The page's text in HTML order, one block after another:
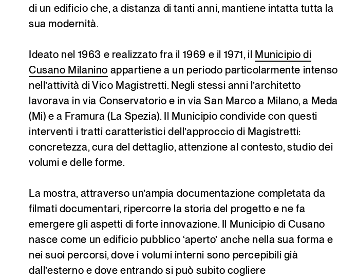
di un edificio che, a distanza di tanti anni, mantiene intatta tutta la
sua modernità.
Ideato nel 1963 e realizzato fra il 1969 e il 1971, il Municipio di
Cusano Milanino appartiene a un periodo particolarmente intenso
nell’attività di Vico Magistretti. Negli stessi anni l’architetto
lavorava in via Conservatorio e in via San Marco a Milano, a Meda
(Mi) e a Framura (La Spezia). Il Municipio condivide con questi
interventi i tratti caratteristici dell’approccio di Magistretti:
concretezza, cura del dettaglio, attenzione al contesto, studio dei
volumi e delle forme.
La mostra, attraverso un’ampia documentazione completata da
filmati documentari, ripercorre la storia del progetto e ne fa
emergere gli aspetti di forte innovazione. Il Municipio di Cusano
nasce come un edificio pubblico ‘aperto’ anche nella sua forma e
nei suoi percorsi, dove i volumi interni sono percepibili già
dall’esterno e dove entrando si può subito cogliere